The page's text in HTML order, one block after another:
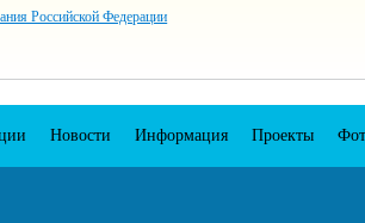
Российской Федерации
Новости Информация Проекты